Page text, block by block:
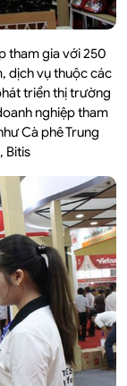
tham gia với 250
dịch vụ thuộc các
triển thị trường
nghiệp tham
Cà phê Trung
Bitis